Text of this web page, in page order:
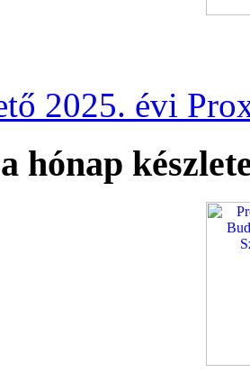
2025. évi
hónap